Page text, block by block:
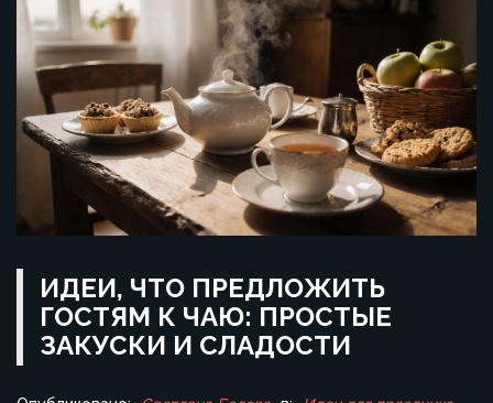
ИДЕИ, ЧТО ПРЕДЛОЖИТЬ
ГОСТЯМ К ЧАЮ: ПРОСТЫЕ
ЗАКУСКИ И СЛАДОСТИ